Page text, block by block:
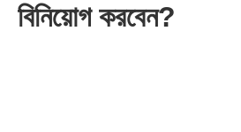
বিনিয়োগ করবেন?